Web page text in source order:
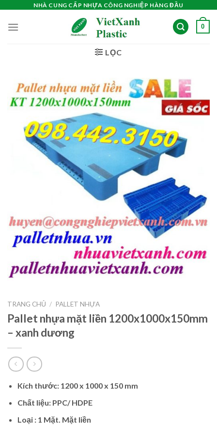
content
NHÀ CUNG CẤP NHỰA CÔNG NGHIỆP HÀNG ĐẦU
0
LỌC
TRANG CHỦ / PALLET NHỰA
Pallet nhựa mặt liền 1200x1000x150mm
– xanh dương
Kích thước: 1200 x 1000 x 150 mm
Chất liệu: PPC/ HDPE
Loại : 1 Mặt. Mặt liền